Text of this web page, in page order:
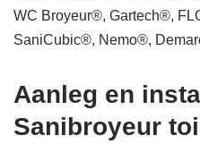
WC Broyeur®, Gartech®,
SaniCubic®, Nemo®,
Aanleg en
Sanibroyeur